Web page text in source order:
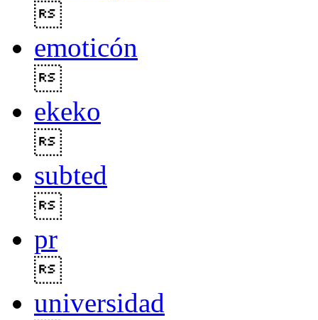
emoticón
ekeko
subted
pr
universidad